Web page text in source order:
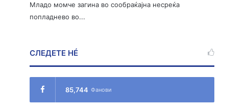
Младо момче загина во сообраќајна несреќа
попладнево во...
СЛЕДЕТЕ НÉ
85,744 Фанови